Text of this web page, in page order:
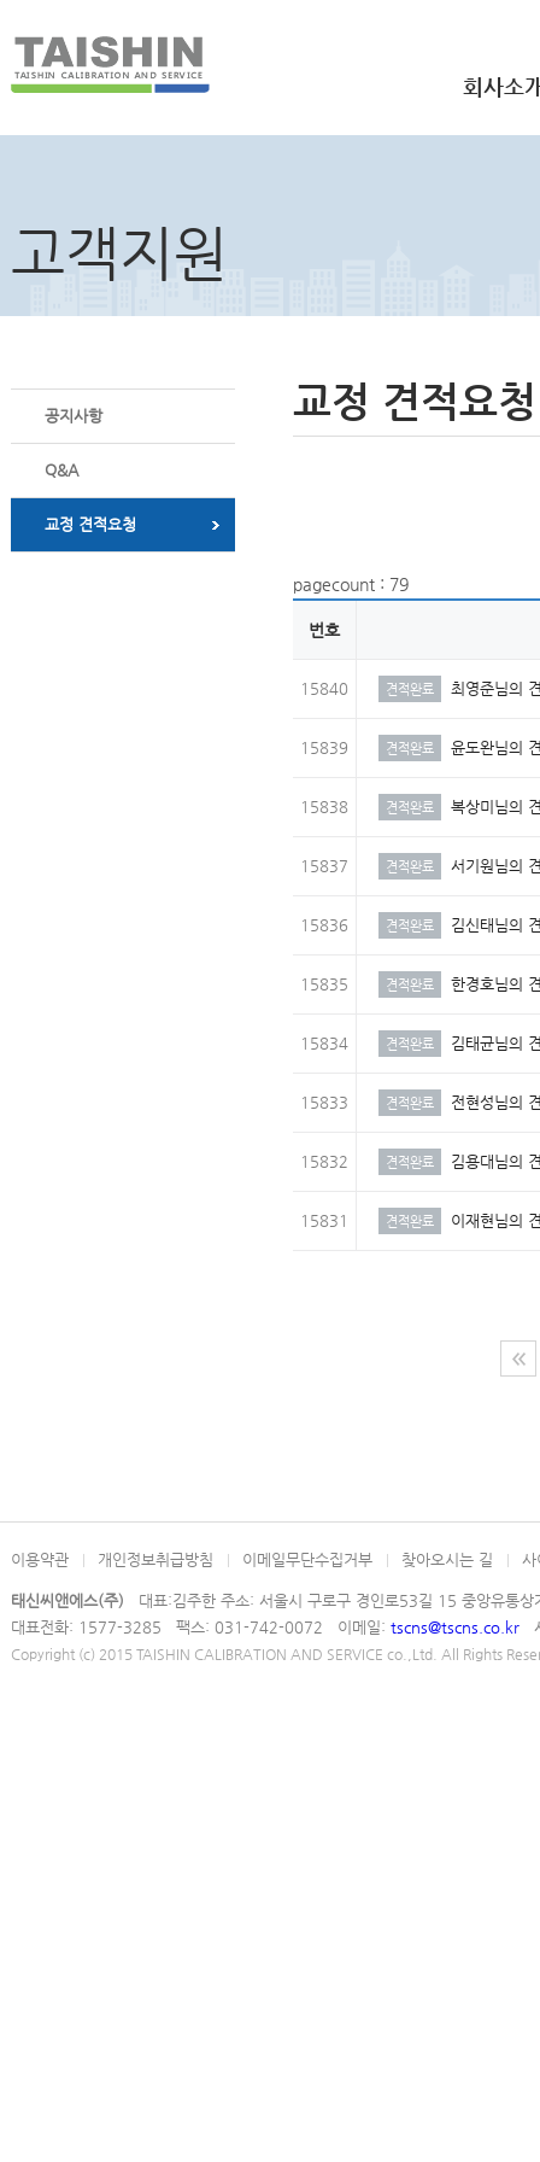
회사소
고객지원
공지사항
Q&A
교정 견적요청
교정 견적요청
pagecount : 79
번호
15840 견적완료 최영준님의
15839 견적완료 윤도완님의
15838 견적완료 복상미님의
15837 견적완료 서기원님의
15836 견적완료 김신태님의
15835 견적완료 한경호님의
15834 견적완료 김태균님의
15833 견적완료 전현성님의
15832 견적완료 김용대님의
15831 견적완료 이재현님의
이용약관 개인정보취급방침 이메일무단수집거부 찾아오시는 길 사
태신씨앤에스(주) 대표:김주한 주소: 서울시 구로구 경인로53길 15 중앙유통
대표전화: 1577-3285 팩스: 031-742-0072 이메일: tscns@tscns.co.kr
Copyright (c) 2015 TAISHIN CALIBRATION AND SERVICE co.,Ltd. All Rights